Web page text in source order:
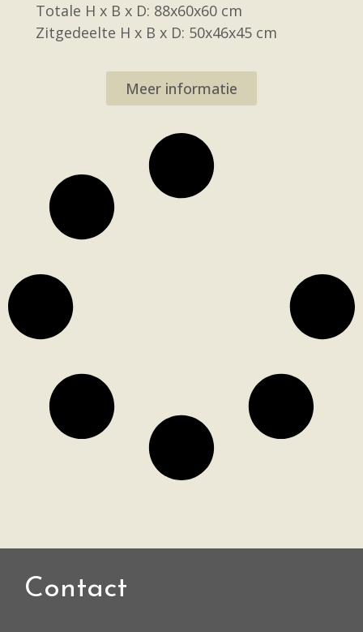
Totale H x B x D: 88x60x60 cm
Zitgedeelte H x B x D: 50x46x45 cm
Meer informatie
Contact